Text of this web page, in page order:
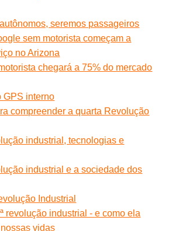
seremos passageiros
sem motorista começam a
no Arizona
chegará a 75% do mercado
GPS interno
compreender a quarta Revolução
industrial, tecnologias e
industrial e a sociedade dos
Industrial
revolução industrial - e como ela
vidas